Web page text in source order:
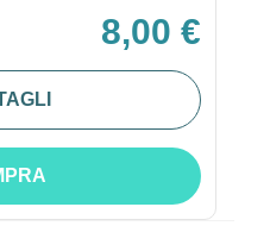
8,00 €